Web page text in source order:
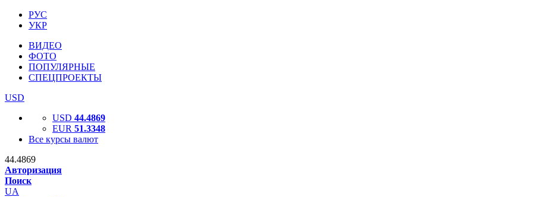
РУС
УКР
ВИДЕО
ФОТО
ПОПУЛЯРНЫЕ
СПЕЦПРОЕКТЫ
USD
USD 44.4869
EUR 51.3348
Все курсы валют
44.4869
Авторизация
Поиск
UA